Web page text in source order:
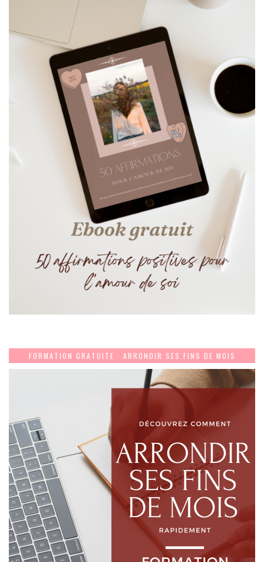
FORMATION GRATUITE : ARRONDIR SES FINS DE MOIS